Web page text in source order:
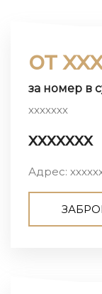
от
за номер в
ххххххх
ххххххх
Адрес: